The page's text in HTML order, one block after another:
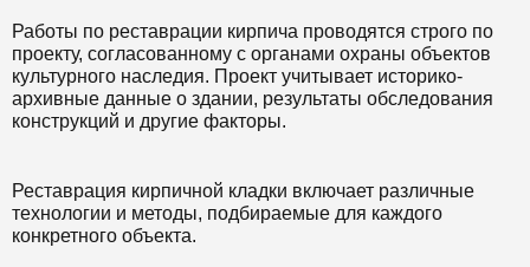
Работы по реставрации кирпича проводятся строго по
проекту, согласованному с органами охраны объектов
культурного наследия. Проект учитывает историко-
архивные данные о здании, результаты обследования
конструкций и другие факторы.
Реставрация кирпичной кладки включает различные
технологии и методы, подбираемые для каждого
конкретного объекта.